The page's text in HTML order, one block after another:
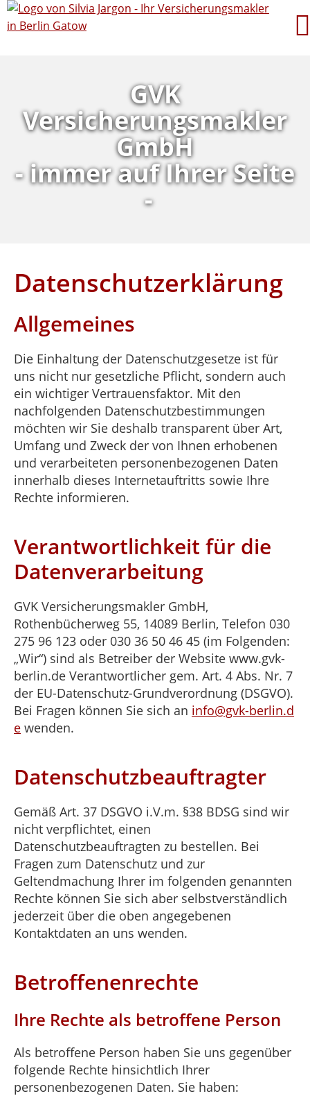
GVK
Versicherungsmakler
GmbH
- immer auf Ihrer Seite
-
Datenschutzerklärung
Allgemeines
Die Einhaltung der Datenschutzgesetze ist für
uns nicht nur gesetzliche Pflicht, sondern auch
ein wichtiger Vertrauensfaktor. Mit den
nachfolgenden Datenschutzbestimmungen
möchten wir Sie deshalb transparent über Art,
Umfang und Zweck der von Ihnen erhobenen
und verarbeiteten personenbezogenen Daten
innerhalb dieses Internetauftritts sowie Ihre
Rechte informieren.
Verantwortlichkeit für die
Datenverarbeitung
GVK Versicherungsmakler GmbH,
Rothenbücherweg 55, 14089 Berlin, Telefon 030
275 96 123 oder 030 36 50 46 45 (im Folgenden:
„Wir“) sind als Betreiber der Website www.gvk-
berlin.de Verantwortlicher gem. Art. 4 Abs. Nr. 7
der EU-Datenschutz-Grundverordnung (DSGVO).
Bei Fragen können Sie sich an info@gvk-berlin.d
e wenden.
Datenschutzbeauftragter
Gemäß Art. 37 DSGVO i.V.m. §38 BDSG sind wir
nicht verpflichtet, einen
Datenschutzbeauftragten zu bestellen. Bei
Fragen zum Datenschutz und zur
Geltendmachung Ihrer im folgenden genannten
Rechte können Sie sich aber selbstverständlich
jederzeit über die oben angegebenen
Kontaktdaten an uns wenden.
Betroffenenrechte
Ihre Rechte als betroffene Person
Als betroffene Person haben Sie uns gegenüber
folgende Rechte hinsichtlich Ihrer
personenbezogenen Daten. Sie haben: